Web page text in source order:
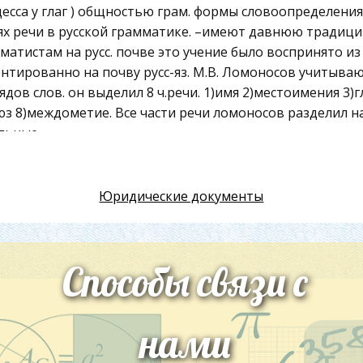
у глаг ) общностью грам. формы
речи в русской грамматике. –имеют давнюю
на русс. почве это учение было воспринято
на почву русс-яз. М.В. Ломоносов
слов. он выделил 8 ч.речи. 1)имя 2)местоимения
8)междометие. Все части речи ломоносов разделил
( Ростоков ) Числит.(Ф.И.Буслаев)
и Филипп Фед . Фортунатов выделили
на 1 место поставил семантику ч.р. указав на их
построил классифиткацию ч.р. по наличию и
классиф . строилить на их принципах.
в основу деления ч.р. положил синтаксич .
Юридические документы
Способы связи с
нами